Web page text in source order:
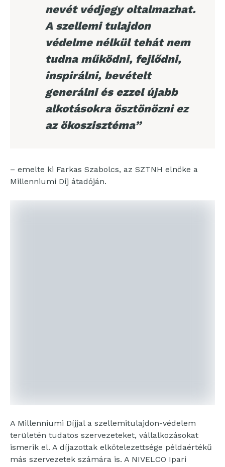
nevét védjegy oltalmazhat.
A szellemi tulajdon
védelme nélkül tehát nem
tudna működni, fejlődni,
inspirálni, bevételt
generálni és ezzel újabb
alkotásokra ösztönözni ez
az ökoszisztéma”
– emelte ki Farkas Szabolcs, az SZTNH elnöke a
Millenniumi Díj átadóján.
A Millenniumi Díjjal a szellemitulajdon-védelem
területén tudatos szervezeteket, vállalkozásokat
ismerik el. A díjazottak elkötelezettsége példaértékű
más szervezetek számára is. A NIVELCO Ipari